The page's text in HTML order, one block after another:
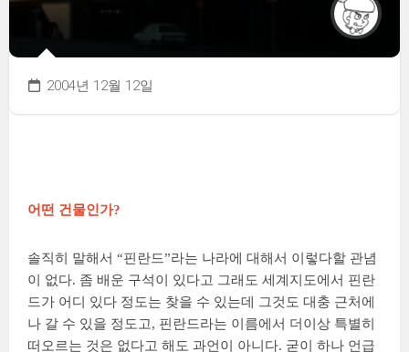
2004년 12월 12일
어떤 건물인가?
솔직히 말해서 “핀란드”라는 나라에 대해서 이렇다할 관념
이 없다. 좀 배운 구석이 있다고 그래도 세계지도에서 핀란
드가 어디 있다 정도는 찾을 수 있는데 그것도 대충 근처에
나 갈 수 있을 정도고, 핀란드라는 이름에서 더이상 특별히
떠오르는 것은 없다고 해도 과언이 아니다. 굳이 하나 언급